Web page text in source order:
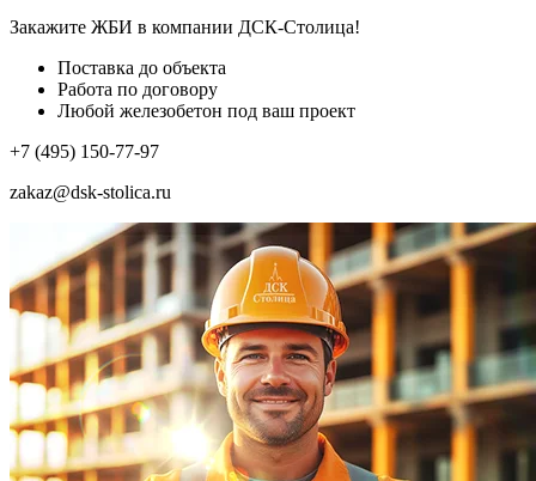
Закажите ЖБИ в компании ДСК-Столица!
Поставка до объекта
Работа по договору
Любой железобетон под ваш проект
+7 (495) 150-77-97
zakaz@dsk-stolica.ru